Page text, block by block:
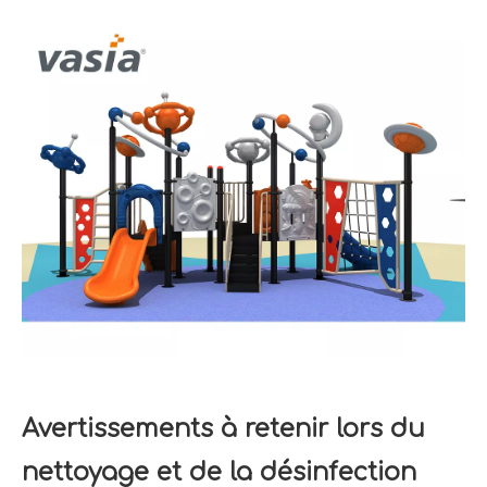
Avertissements à retenir lors du
nettoyage et de la désinfection